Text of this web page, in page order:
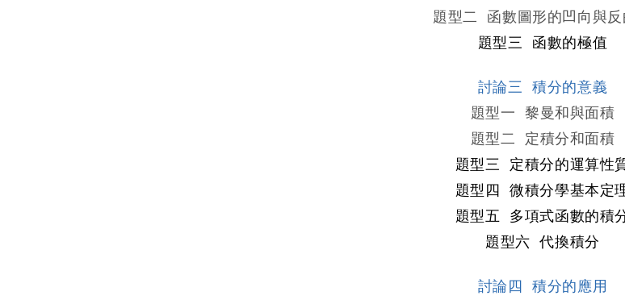
題型二 函數圖形的凹向與反
題型三 函數的極值
討論三 積分的意義
題型一 黎曼和與面積
題型二 定積分和面積
題型三 定積分的運算性
題型四 微積分學基本定
題型五 多項式函數的積
題型六 代換積分
討論四 積分的應用